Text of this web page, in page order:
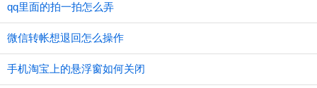
qq里面的拍一拍怎么弄
微信转帐想退回怎么操作
手机淘宝上的悬浮窗如何关闭